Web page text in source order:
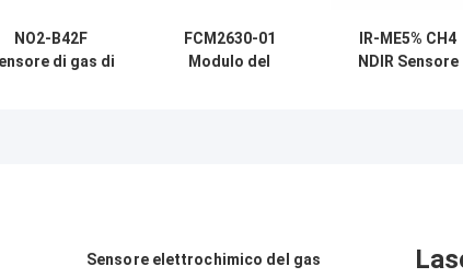
NO2-B42F
di gas di
FCM2630-01
Modulo del
IR-ME5% CH4
NDIR Sensore
Sensore elettrochimico del gas